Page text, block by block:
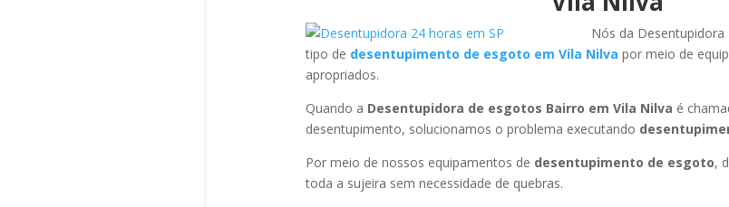
Nós da
tipo de desentupimento de esgoto em Vila Nilva por meio de
apropriados.
Quando a Desentupidora de esgotos Bairro em Vila Nilva é
desentupimento, solucionamos o problema executando
Por meio de nossos equipamentos de desentupimento de esgoto,
toda a sujeira sem necessidade de quebras.